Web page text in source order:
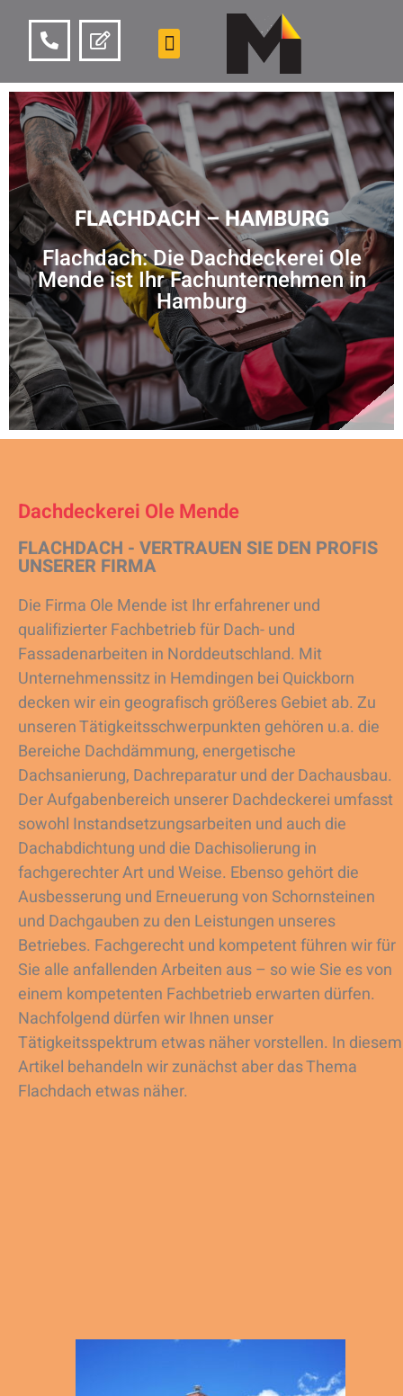
FLACHDACH – HAMBURG
Flachdach: Die Dachdeckerei Ole
Mende ist Ihr Fachunternehmen in
Hamburg
Dachdeckerei Ole Mende
FLACHDACH - VERTRAUEN SIE DEN PROFIS
UNSERER FIRMA
Die Firma Ole Mende ist Ihr erfahrener und
qualifizierter Fachbetrieb für Dach- und
Fassadenarbeiten in Norddeutschland. Mit
Unternehmenssitz in Hemdingen bei Quickborn
decken wir ein geografisch größeres Gebiet ab. Zu
unseren Tätigkeitsschwerpunkten gehören u.a. die
Bereiche Dachdämmung, energetische
Dachsanierung, Dachreparatur und der Dachausbau.
Der Aufgabenbereich unserer Dachdeckerei umfasst
sowohl Instandsetzungsarbeiten und auch die
Dachabdichtung und die Dachisolierung in
fachgerechter Art und Weise. Ebenso gehört die
Ausbesserung und Erneuerung von Schornsteinen
und Dachgauben zu den Leistungen unseres
Betriebes. Fachgerecht und kompetent führen wir für
Sie alle anfallenden Arbeiten aus – so wie Sie es von
einem kompetenten Fachbetrieb erwarten dürfen.
Nachfolgend dürfen wir Ihnen unser
Tätigkeitsspektrum etwas näher vorstellen. In diesem
Artikel behandeln wir zunächst aber das Thema
Flachdach etwas näher.